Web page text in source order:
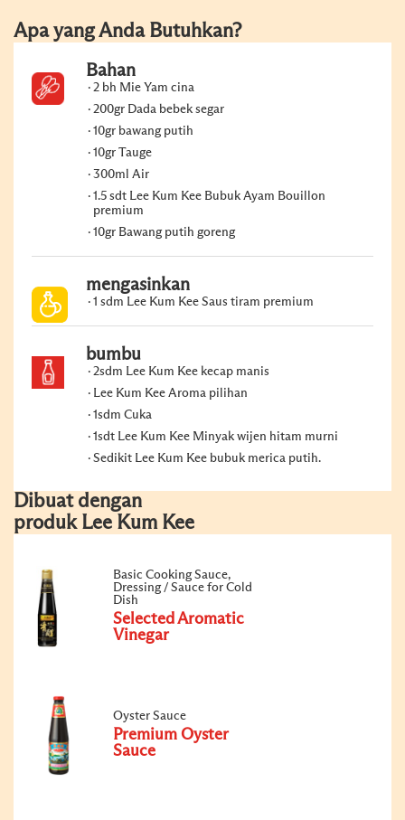
Apa yang Anda Butuhkan?
Bahan
2 bh Mie Yam cina
200gr Dada bebek segar
10gr bawang putih
10gr Tauge
300ml Air
1.5 sdt Lee Kum Kee Bubuk Ayam Bouillon
premium
10gr Bawang putih goreng
mengasinkan
1 sdm Lee Kum Kee Saus tiram premium
bumbu
2sdm Lee Kum Kee kecap manis
Lee Kum Kee Aroma pilihan
1sdm Cuka
1sdt Lee Kum Kee Minyak wijen hitam murni
Sedikit Lee Kum Kee bubuk merica putih.
Dibuat dengan
produk Lee Kum Kee
Basic Cooking Sauce,
Dressing / Sauce for Cold
Dish
Selected Aromatic
Vinegar
Oyster Sauce
Premium Oyster
Sauce